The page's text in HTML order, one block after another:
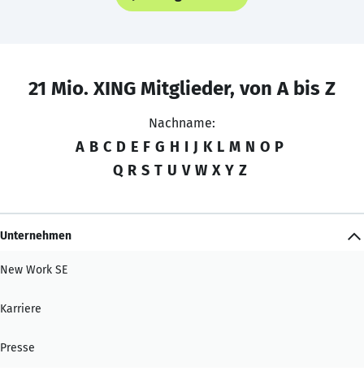
21 Mio. XING Mitglieder, von A bis Z
Nachname:
A B C D E F G H I J K L M N O P
Q R S T U V W X Y Z
Unternehmen
New Work SE
Karriere
Presse